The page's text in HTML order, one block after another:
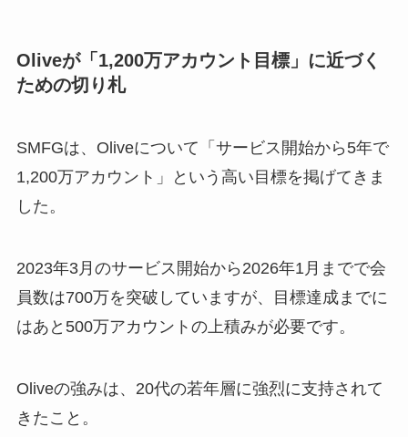
Oliveが「1,200万アカウント目標」に近づく
ための切り札
SMFGは、Oliveについて「サービス開始から5年で
1,200万アカウント」という高い目標を掲げてきま
した。
2023年3月のサービス開始から2026年1月までで会
員数は700万を突破していますが、目標達成までに
はあと500万アカウントの上積みが必要です。
Oliveの強みは、20代の若年層に強烈に支持されて
きたこと。